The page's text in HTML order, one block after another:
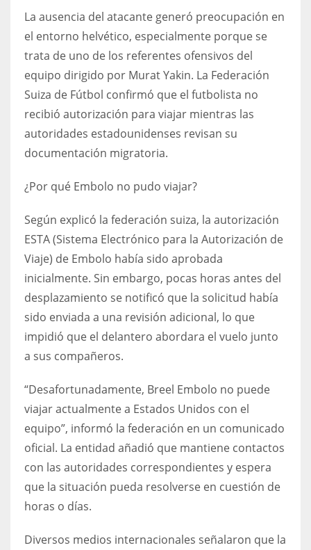
DEN
24
PIT
20
16
OAK
19
NYG
24
MIA
17
DAL
22
WSH
26
La ausencia del atacante generó preocupación en
el entorno helvético, especialmente porque se
trata de uno de los referentes ofensivos del
equipo dirigido por Murat Yakin. La Federación
Suiza de Fútbol confirmó que el futbolista no
recibió autorización para viajar mientras las
autoridades estadounidenses revisan su
documentación migratoria.
¿Por qué Embolo no pudo viajar?
Según explicó la federación suiza, la autorización
ESTA (Sistema Electrónico para la Autorización de
Viaje) de Embolo había sido aprobada
inicialmente. Sin embargo, pocas horas antes del
desplazamiento se notificó que la solicitud había
sido enviada a una revisión adicional, lo que
impidió que el delantero abordara el vuelo junto
a sus compañeros.
“Desafortunadamente, Breel Embolo no puede
viajar actualmente a Estados Unidos con el
equipo”, informó la federación en un comunicado
oficial. La entidad añadió que mantiene contactos
con las autoridades correspondientes y espera
que la situación pueda resolverse en cuestión de
horas o días.
Diversos medios internacionales señalaron que la